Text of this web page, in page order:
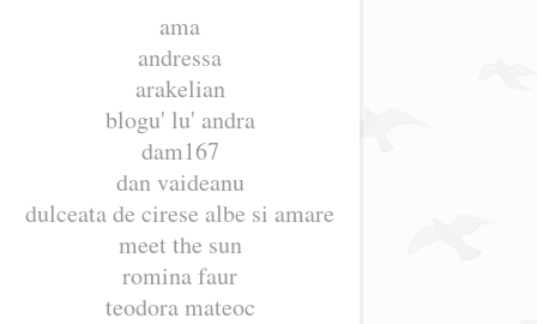
ama
andressa
arakelian
blogu' lu' andra
dam167
dan vaideanu
dulceata de cirese albe si amare
meet the sun
romina faur
teodora mateoc